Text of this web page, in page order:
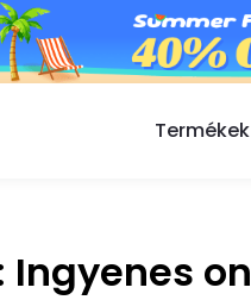
Termékek
Ingyenes